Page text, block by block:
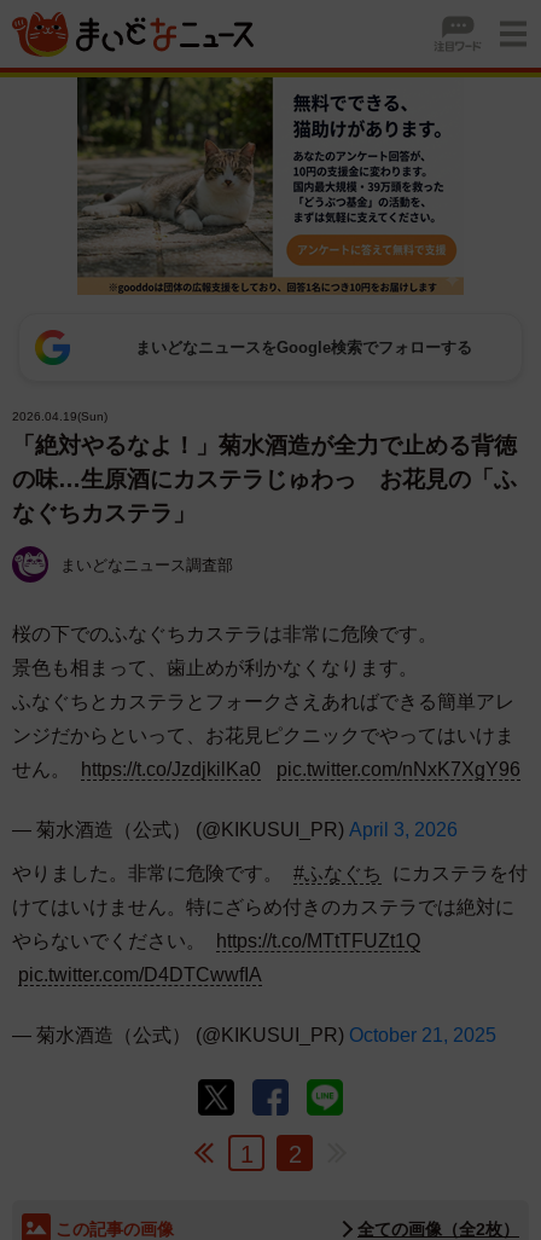
まいどなニュースをGoogle検索でフォローする
2026.04.19(Sun)
「絶対やるなよ！」菊水酒造が全力で止める背徳
の味…生原酒にカステラじゅわっ お花見の「ふ
なぐちカステラ」
まいどなニュース調査部
桜の下でのふなぐちカステラは非常に危険です。
景色も相まって、歯止めが利かなくなります。
ふなぐちとカステラとフォークさえあればできる簡単アレ
ンジだからといって、お花見ピクニックでやってはいけま
せん。
https://t.co/JzdjkilKa0 pic.twitter.com/nNxK7XgY96
— 菊水酒造（公式） (@KIKUSUI_PR) April 3, 2026
やりました。非常に危険です。 #ふなぐち
にカステラを付
けてはいけません。特にざらめ付きのカステラでは絶対に
やらないでください。
https://t.co/MTtTFUZt1Q
pic.twitter.com/D4DTCwwfIA
— 菊水酒造（公式） (@KIKUSUI_PR) October 21, 2025
1 2
この記事の画像 全ての画像（全2枚）